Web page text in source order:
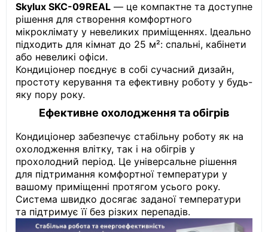
Skylux SKC-09REAL — це компактне та доступне
рішення для створення комфортного
мікроклімату у невеликих приміщеннях. Ідеально
підходить для кімнат до 25 м²: спальні, кабінети
або невеликі офіси.
Кондиціонер поєднує в собі сучасний дизайн,
простоту керування та ефективну роботу у будь-
яку пору року.
Ефективне охолодження та обігрів
Кондиціонер забезпечує стабільну роботу як на
охолодження влітку, так і на обігрів у
прохолодний період. Це універсальне рішення
для підтримання комфортної температури у
вашому приміщенні протягом усього року.
Система швидко досягає заданої температури
та підтримує її без різких перепадів.